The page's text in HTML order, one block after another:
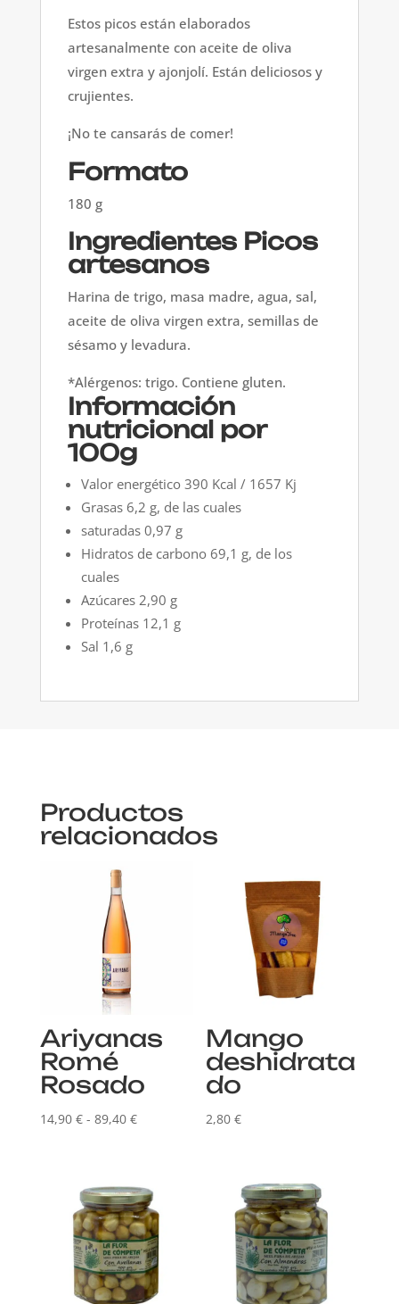
Estos picos están elaborados
artesanalmente con aceite de oliva
virgen extra y ajonjolí. Están deliciosos y
crujientes.
¡No te cansarás de comer!
Formato
180 g
Ingredientes Picos
artesanos
Harina de trigo, masa madre, agua, sal,
aceite de oliva virgen extra, semillas de
sésamo y levadura.
*Alérgenos: trigo. Contiene gluten.
Información
nutricional por
100g
Valor energético 390 Kcal / 1657 Kj
Grasas 6,2 g, de las cuales
saturadas 0,97 g
Hidratos de carbono 69,1 g, de los
cuales
Azúcares 2,90 g
Proteínas 12,1 g
Sal 1,6 g
Productos
relacionados
Ariyanas
Romé
Rosado
14,90 € - 89,40 €Rango
desde
14,90 €
hasta
89,40 €
Mango
deshidrata
do
2,80€